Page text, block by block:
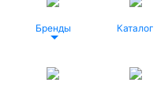
Бренды Каталог